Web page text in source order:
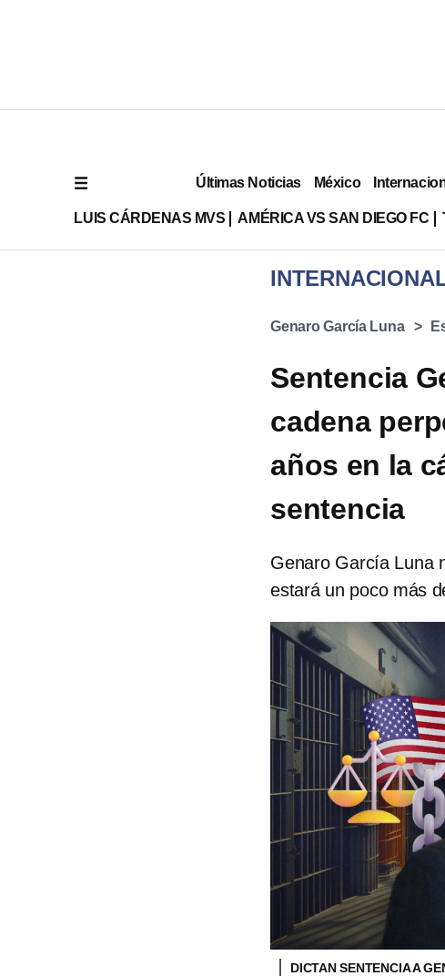
Últimas Noticias México
LUIS CÁRDENAS MVS AMÉRICA VS SAN DIEGO FC
Genaro García Luna
Sentencia
cadena
años en la
sentencia
Genaro García Luna
estará un poco más
DICTAN SENTENCIA A